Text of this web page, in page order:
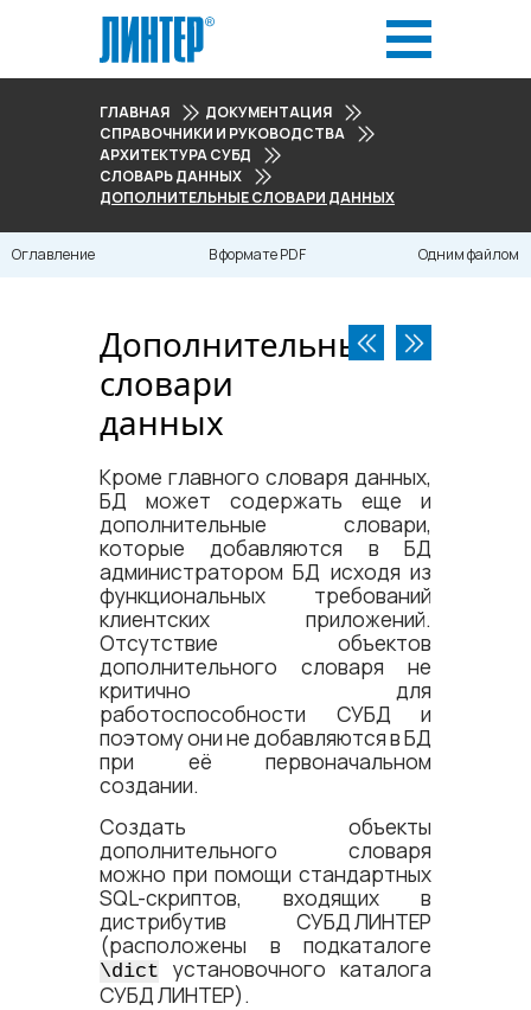
ГЛАВНАЯ
ДОКУМЕНТАЦИЯ
СПРАВОЧНИКИ И РУКОВОДСТВА
АРХИТЕКТУРА СУБД
СЛОВАРЬ ДАННЫХ
ДОПОЛНИТЕЛЬНЫЕ СЛОВАРИ ДАННЫХ
Оглавление В формате PDF Одним файлом
Дополнительные
словари
данных
Кроме главного словаря данных,
БД может содержать еще и
дополнительные словари,
которые добавляются в БД
администратором БД исходя из
функциональных требований
клиентских приложений.
Отсутствие объектов
дополнительного словаря не
критично для
работоспособности СУБД и
поэтому они не добавляются в БД
при её первоначальном
создании.
Создать объекты
дополнительного словаря
можно при помощи стандартных
SQL-скриптов, входящих в
дистрибутив СУБД ЛИНТЕР
(расположены в подкаталоге
\dict
установочного каталога
СУБД ЛИНТЕР).